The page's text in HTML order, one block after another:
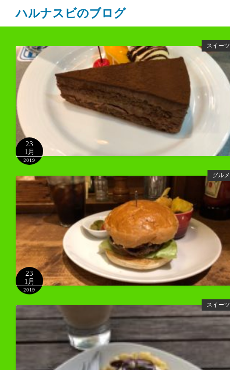
ハルナスビのブログ
スイーツ
23
1月
2019
グルメ
23
1月
2019
スイーツ